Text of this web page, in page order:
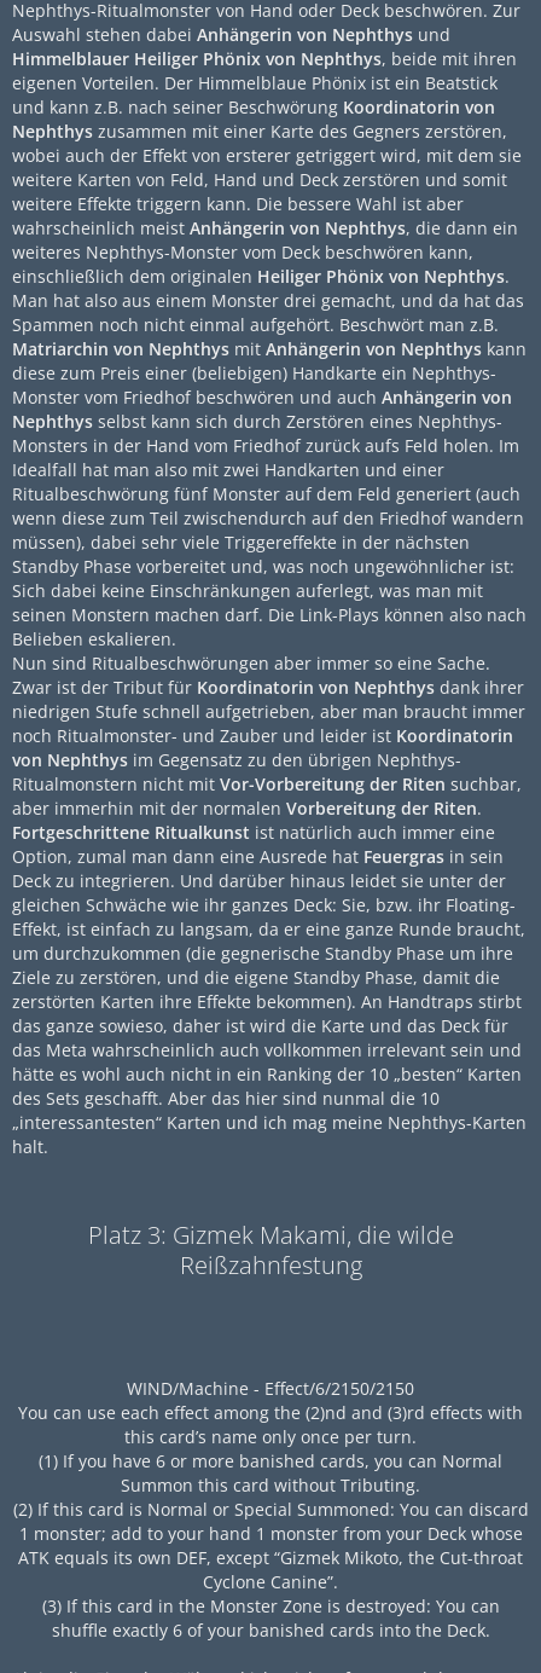
Nephthys-Ritualmonster von Hand oder Deck beschwören. Zur
Auswahl stehen dabei Anhängerin von Nephthys und
Himmelblauer Heiliger Phönix von Nephthys, beide mit ihren
eigenen Vorteilen. Der Himmelblaue Phönix ist ein Beatstick
und kann z.B. nach seiner Beschwörung Koordinatorin von
Nephthys zusammen mit einer Karte des Gegners zerstören,
wobei auch der Effekt von ersterer getriggert wird, mit dem sie
weitere Karten von Feld, Hand und Deck zerstören und somit
weitere Effekte triggern kann. Die bessere Wahl ist aber
wahrscheinlich meist Anhängerin von Nephthys, die dann ein
weiteres Nephthys-Monster vom Deck beschwören kann,
einschließlich dem originalen Heiliger Phönix von Nephthys.
Man hat also aus einem Monster drei gemacht, und da hat das
Spammen noch nicht einmal aufgehört. Beschwört man z.B.
Matriarchin von Nephthys mit Anhängerin von Nephthys kann
diese zum Preis einer (beliebigen) Handkarte ein Nephthys-
Monster vom Friedhof beschwören und auch Anhängerin von
Nephthys selbst kann sich durch Zerstören eines Nephthys-
Monsters in der Hand vom Friedhof zurück aufs Feld holen. Im
Idealfall hat man also mit zwei Handkarten und einer
Ritualbeschwörung fünf Monster auf dem Feld generiert (auch
wenn diese zum Teil zwischendurch auf den Friedhof wandern
müssen), dabei sehr viele Triggereffekte in der nächsten
Standby Phase vorbereitet und, was noch ungewöhnlicher ist:
Sich dabei keine Einschränkungen auferlegt, was man mit
seinen Monstern machen darf. Die Link-Plays können also nach
Belieben eskalieren.
Nun sind Ritualbeschwörungen aber immer so eine Sache.
Zwar ist der Tribut für Koordinatorin von Nephthys dank ihrer
niedrigen Stufe schnell aufgetrieben, aber man braucht immer
noch Ritualmonster- und Zauber und leider ist Koordinatorin
von Nephthys im Gegensatz zu den übrigen Nephthys-
Ritualmonstern nicht mit Vor-Vorbereitung der Riten suchbar,
aber immerhin mit der normalen Vorbereitung der Riten.
Fortgeschrittene Ritualkunst ist natürlich auch immer eine
Option, zumal man dann eine Ausrede hat Feuergras in sein
Deck zu integrieren. Und darüber hinaus leidet sie unter der
gleichen Schwäche wie ihr ganzes Deck: Sie, bzw. ihr Floating-
Effekt, ist einfach zu langsam, da er eine ganze Runde braucht,
um durchzukommen (die gegnerische Standby Phase um ihre
Ziele zu zerstören, und die eigene Standby Phase, damit die
zerstörten Karten ihre Effekte bekommen). An Handtraps stirbt
das ganze sowieso, daher ist wird die Karte und das Deck für
das Meta wahrscheinlich auch vollkommen irrelevant sein und
hätte es wohl auch nicht in ein Ranking der 10 „besten“ Karten
des Sets geschafft. Aber das hier sind nunmal die 10
„interessantesten“ Karten und ich mag meine Nephthys-Karten
halt.
Platz 3: Gizmek Makami, die wilde
Reißzahnfestung
WIND/Machine - Effect/6/2150/2150
You can use each effect among the (2)nd and (3)rd effects with
this card’s name only once per turn.
(1) If you have 6 or more banished cards, you can Normal
Summon this card without Tributing.
(2) If this card is Normal or Special Summoned: You can discard
1 monster; add to your hand 1 monster from your Deck whose
ATK equals its own DEF, except “Gizmek Mikoto, the Cut-throat
Cyclone Canine”.
(3) If this card in the Monster Zone is destroyed: You can
shuffle exactly 6 of your banished cards into the Deck.